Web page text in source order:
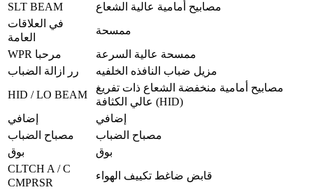
SLT BEAM
مصابيح أمامية عالية الشعاع
في العلاقات
العامة
ممسحة
WPR مرحبا
ممسحة عالية السرعة
رر ازالة الضباب
مزيل ضباب النافذه الخلفيه
HID / LO BEAM
مصابيح أمامية منخفضة الشعاع ذات تفريغ
عالي الكثافة (HID)
إضافي
إضافي
مصباح الضباب
مصباح الضباب
بوق
بوق
CLTCH A / C
CMPRSR
قابض ضاغط تكييف الهواء